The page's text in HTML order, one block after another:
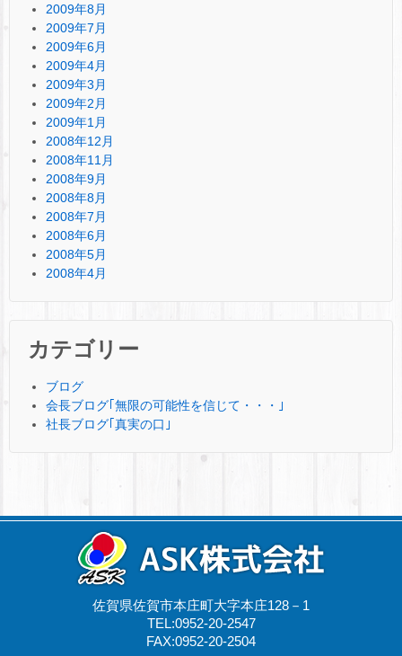
2009年8月
2009年7月
2009年6月
2009年4月
2009年3月
2009年2月
2009年1月
2008年12月
2008年11月
2008年9月
2008年8月
2008年7月
2008年6月
2008年5月
2008年4月
カテゴリー
ブログ
会長ブログ｢無限の可能性を信じて・・・｣
社長ブログ｢真実の口｣
佐賀県佐賀市本庄町大字本庄128－1
TEL:0952-20-2547
FAX:0952-20-2504